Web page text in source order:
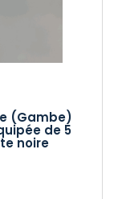
(Gambe)
de 5
noire